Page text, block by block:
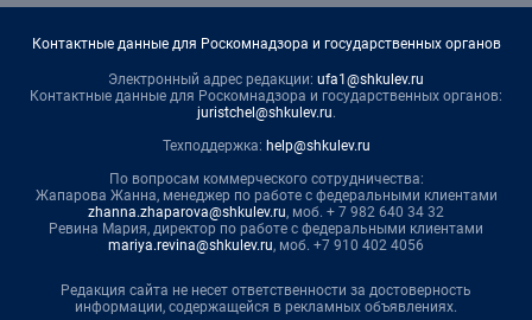
Контактные данные для Роскомнадзора и государственных органов
Электронный адрес редакции: ufa1@shkulev.ru
Контактные данные для Роскомнадзора и государственных органов:
juristchel@shkulev.ru.
Техподдержка: help@shkulev.ru
По вопросам коммерческого сотрудничества:
Жапарова Жанна, менеджер по работе с федеральными клиентами
zhanna.zhaparova@shkulev.ru, моб. + 7 982 640 34 32
Ревина Мария, директор по работе с федеральными клиентами
mariya.revina@shkulev.ru, моб. +7 910 402 4056
Редакция сайта не несет ответственности за достоверность
информации, содержащейся в рекламных объявлениях.